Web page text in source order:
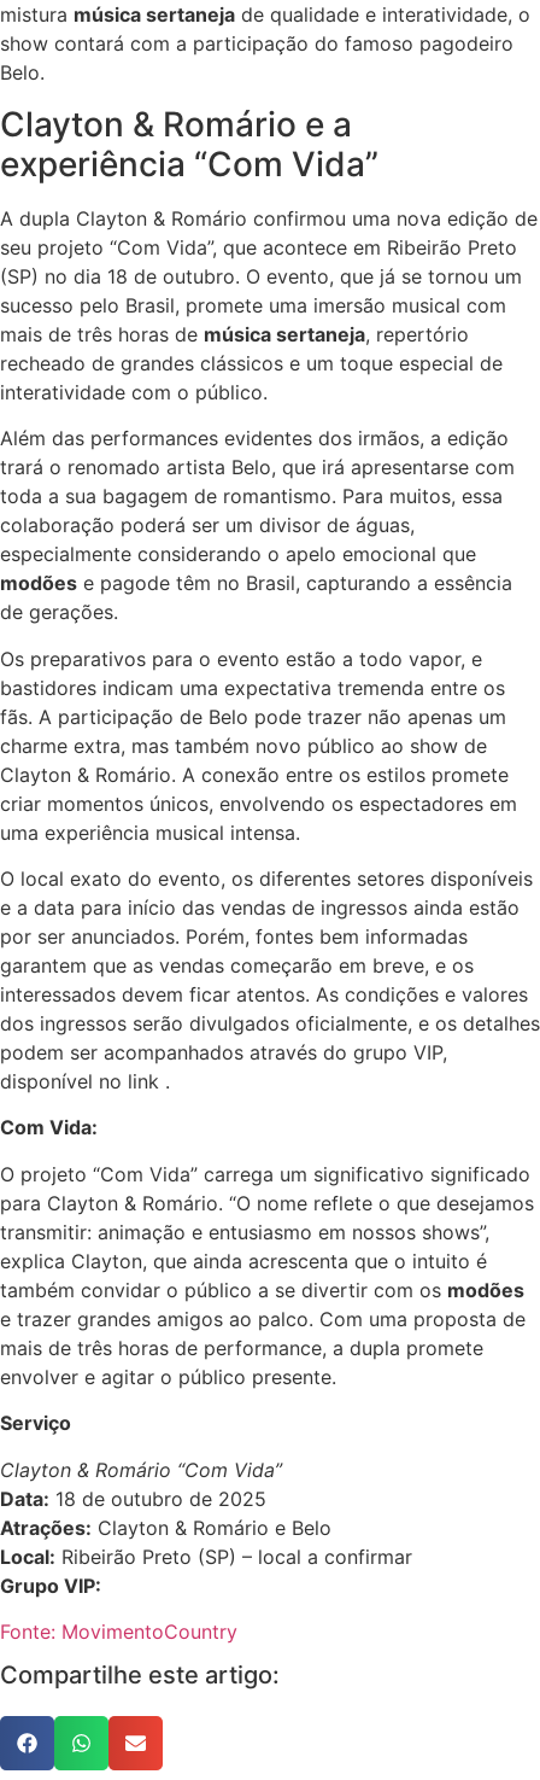
mistura música sertaneja de qualidade e interatividade, o
show contará com a participação do famoso pagodeiro
Belo.
Clayton & Romário e a
experiência “Com Vida”
A dupla Clayton & Romário confirmou uma nova edição de
seu projeto “Com Vida”, que acontece em Ribeirão Preto
(SP) no dia 18 de outubro. O evento, que já se tornou um
sucesso pelo Brasil, promete uma imersão musical com
mais de três horas de música sertaneja, repertório
recheado de grandes clássicos e um toque especial de
interatividade com o público.
Além das performances evidentes dos irmãos, a edição
trará o renomado artista Belo, que irá apresentarse com
toda a sua bagagem de romantismo. Para muitos, essa
colaboração poderá ser um divisor de águas,
especialmente considerando o apelo emocional que
modões e pagode têm no Brasil, capturando a essência
de gerações.
Os preparativos para o evento estão a todo vapor, e
bastidores indicam uma expectativa tremenda entre os
fãs. A participação de Belo pode trazer não apenas um
charme extra, mas também novo público ao show de
Clayton & Romário. A conexão entre os estilos promete
criar momentos únicos, envolvendo os espectadores em
uma experiência musical intensa.
O local exato do evento, os diferentes setores disponíveis
e a data para início das vendas de ingressos ainda estão
por ser anunciados. Porém, fontes bem informadas
garantem que as vendas começarão em breve, e os
interessados devem ficar atentos. As condições e valores
dos ingressos serão divulgados oficialmente, e os detalhes
podem ser acompanhados através do grupo VIP,
disponível no link .
Com Vida:
O projeto “Com Vida” carrega um significativo significado
para Clayton & Romário. “O nome reflete o que desejamos
transmitir: animação e entusiasmo em nossos shows”,
explica Clayton, que ainda acrescenta que o intuito é
também convidar o público a se divertir com os modões
e trazer grandes amigos ao palco. Com uma proposta de
mais de três horas de performance, a dupla promete
envolver e agitar o público presente.
Serviço
Clayton & Romário “Com Vida”
Data: 18 de outubro de 2025
Atrações: Clayton & Romário e Belo
Local: Ribeirão Preto (SP) – local a confirmar
Grupo VIP:
Fonte: MovimentoCountry
Compartilhe este artigo: